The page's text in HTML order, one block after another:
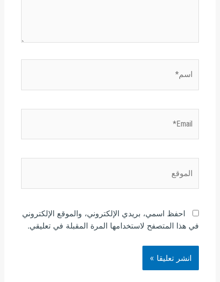
احفظ اسمي، بريدي الإلكتروني، والموقع الإلكتروني
في هذا المتصفح لاستخدامها المرة المقبلة في تعليقي.